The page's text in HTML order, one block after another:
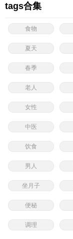
tags合集
食物
夏天
春季
老人
女性
中医
饮食
男人
坐月子
便秘
调理